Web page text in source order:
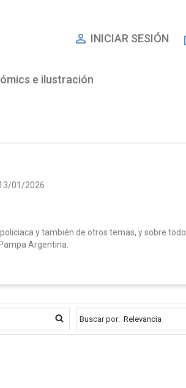
 INICIAR SESIÓN
e ilustración
01/2026
y también de otros temas, y sobre todo
Argentina.
Buscar por: